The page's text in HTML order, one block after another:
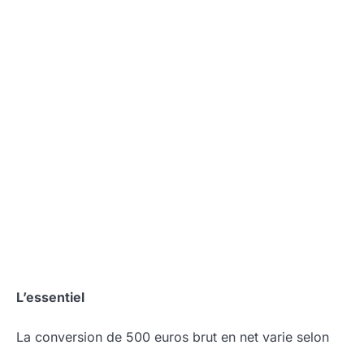
L’essentiel
La conversion de 500 euros brut en net varie selon